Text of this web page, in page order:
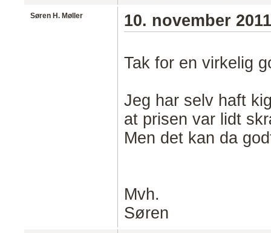
Søren H. Møller 10. november 2011
Tak for en virkelig
Jeg har selv haft
at prisen var lidt
Men det kan da
Mvh.
Søren